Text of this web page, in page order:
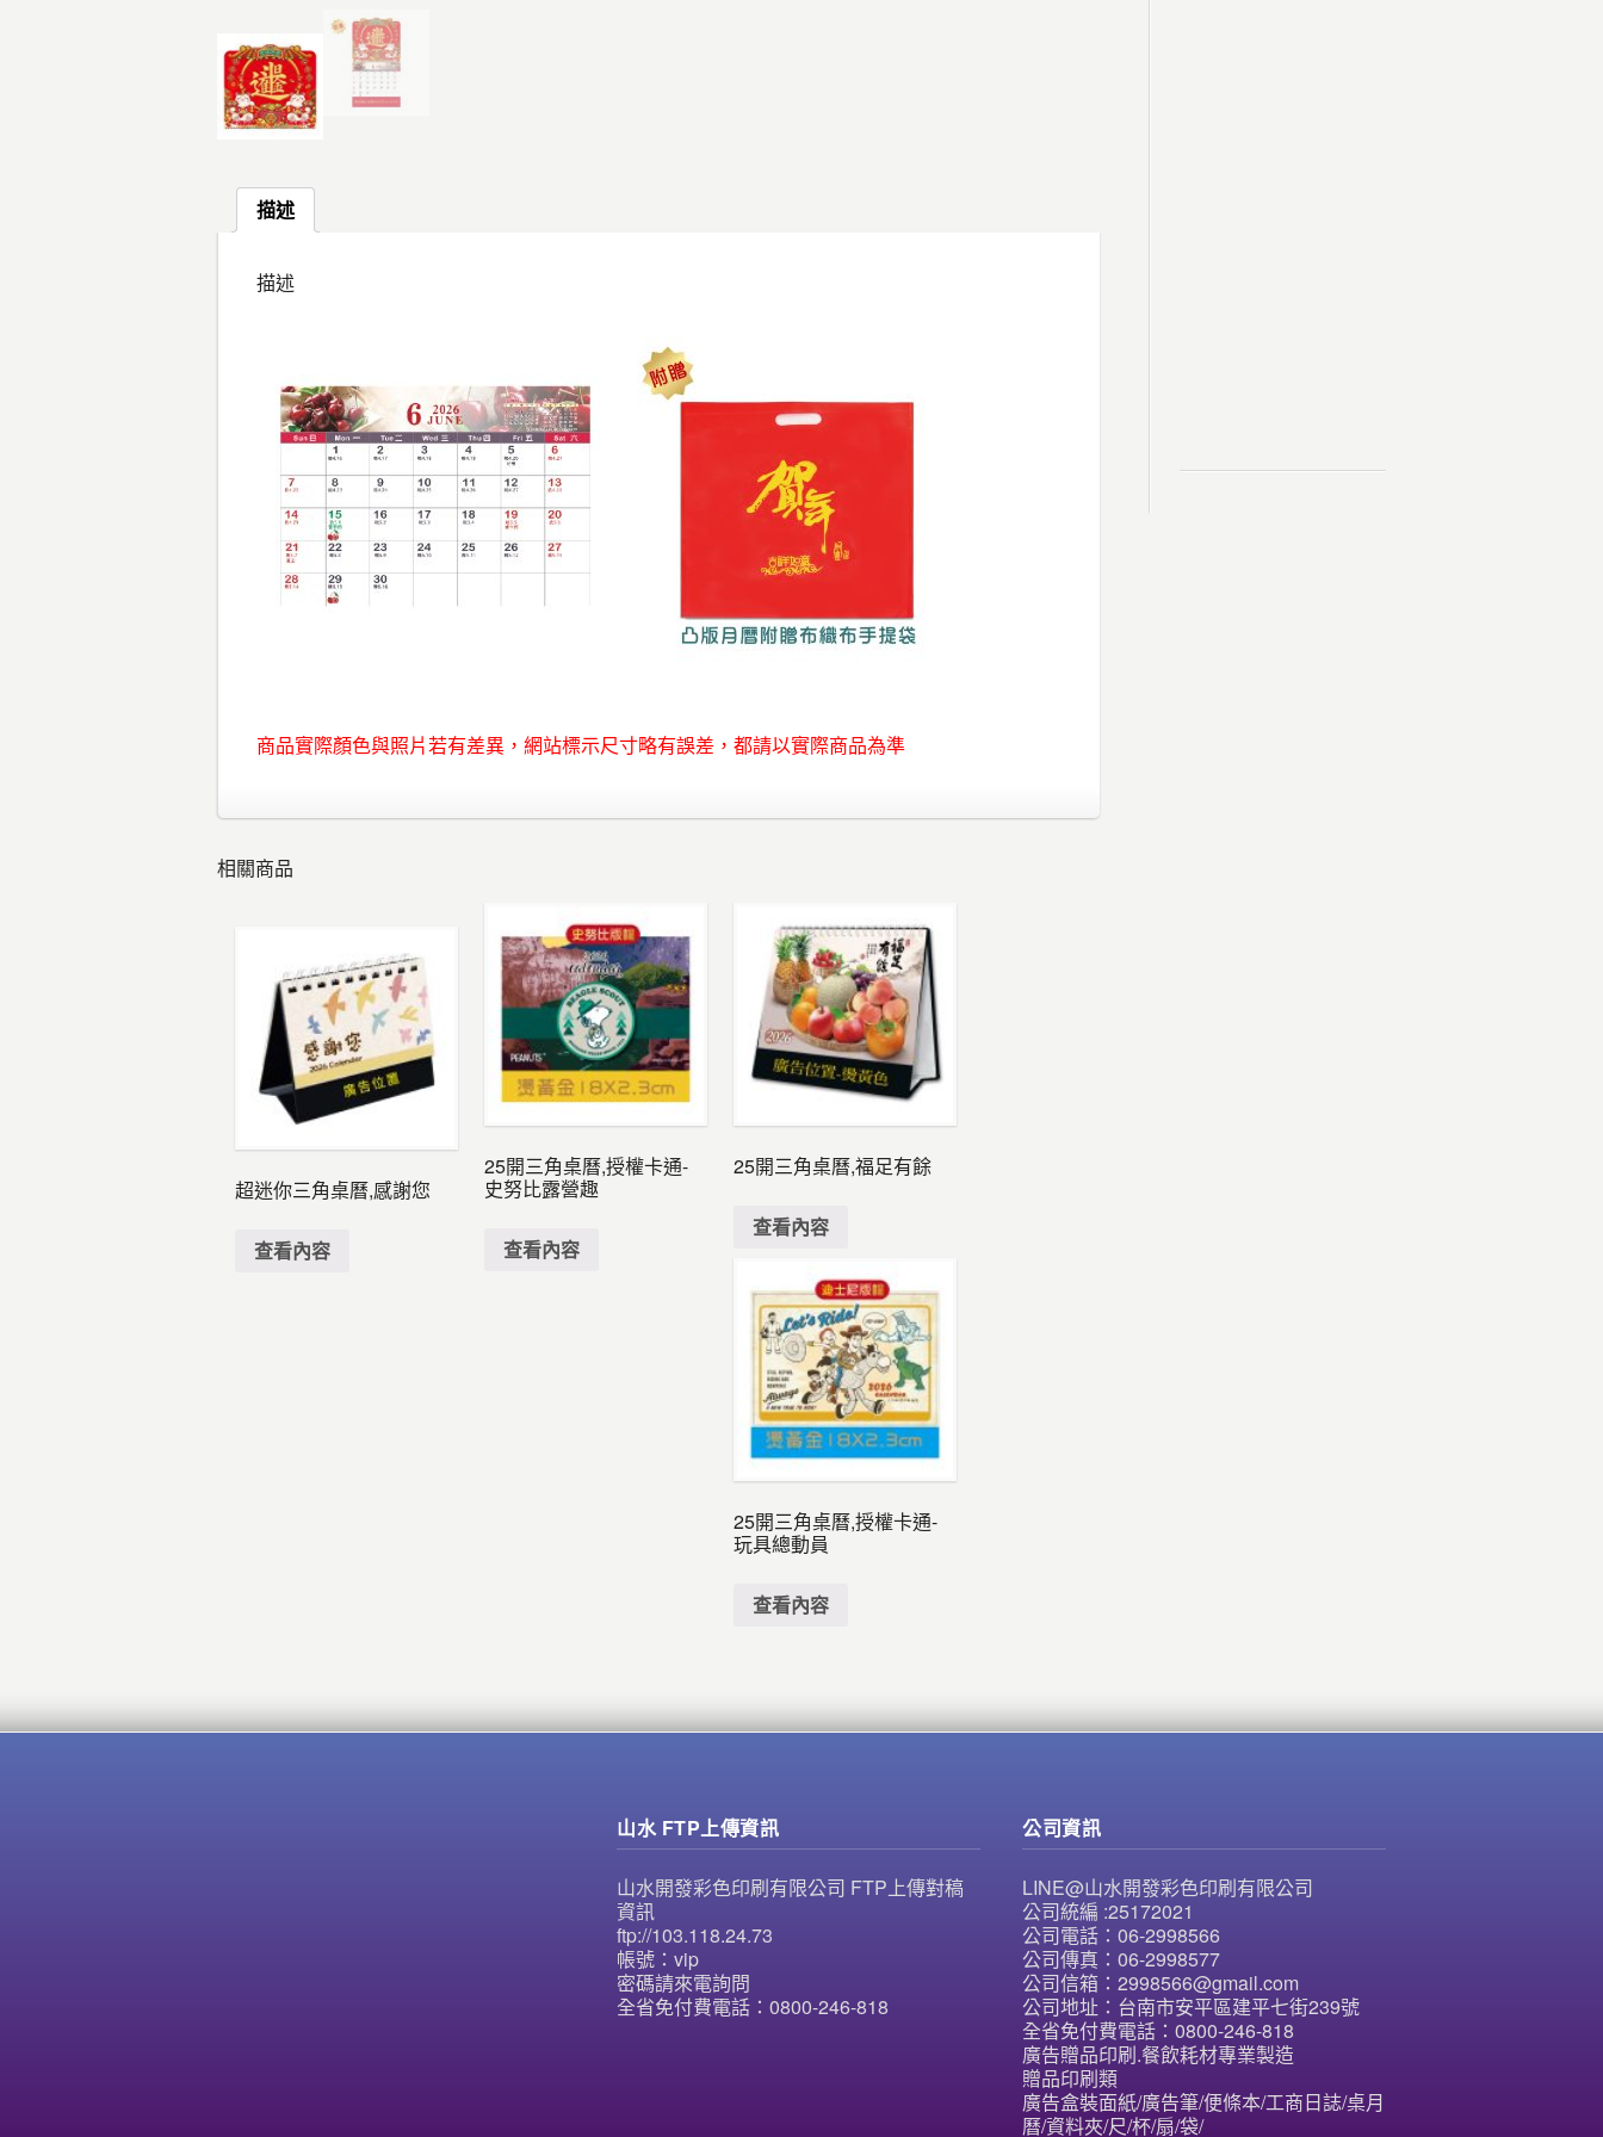
描述
描述
商品實際顏色與照片若有差異，網站標示尺寸略有誤差，都請以實際商品為準
相關商品
超迷你三角桌曆,感謝您
查看內容
25開三角桌曆,授權卡通-
史努比露營趣
查看內容
25開三角桌曆,福足有餘
查看內容
25開三角桌曆,授權卡通-
玩具總動員
查看內容
山水 FTP上傳資訊
山水開發彩色印刷有限公司 FTP上傳對稿
資訊
ftp://103.118.24.73
帳號：vip
密碼請來電詢問
全省免付費電話：0800-246-818
公司資訊
LINE@山水開發彩色印刷有限公司
公司統編 :25172021
公司電話：06-2998566
公司傳真：06-2998577
公司信箱：2998566@gmail.com
公司地址：台南市安平區建平七街239號
全省免付費電話：0800-246-818
廣告贈品印刷.餐飲耗材專業製造
贈品印刷類
廣告盒裝面紙/廣告筆/便條本/工商日誌/桌月
曆/資料夾/尺/杯/扇/袋/